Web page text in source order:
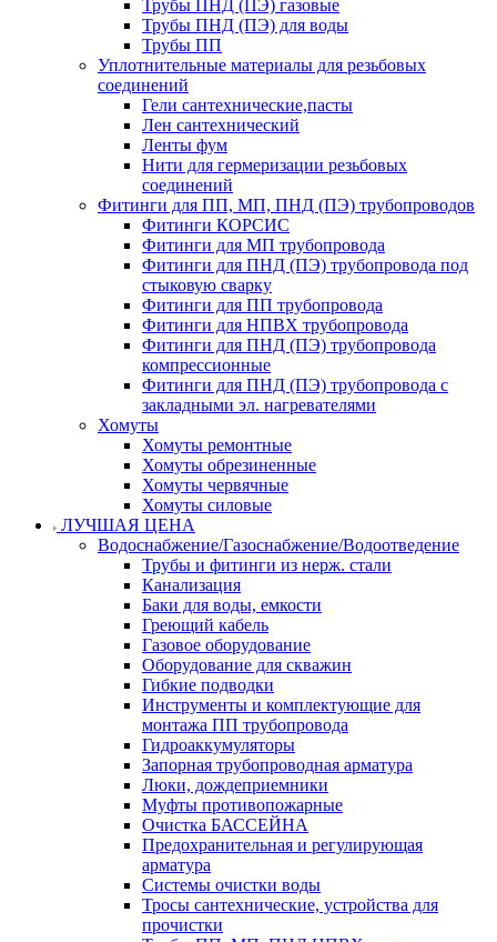
Трубы ПНД (ПЭ) газовые
Трубы ПНД (ПЭ) для воды
Трубы ПП
Уплотнительные материалы для резьбовых
соединений
Гели сантехнические,пасты
Лен сантехнический
Ленты фум
Нити для гермеризации резьбовых
соединений
Фитинги для ПП, МП, ПНД (ПЭ) трубопроводов
Фитинги КОРСИС
Фитинги для МП трубопровода
Фитинги для ПНД (ПЭ) трубопровода под
стыковую сварку
Фитинги для ПП трубопровода
Фитинги для НПВХ трубопровода
Фитинги для ПНД (ПЭ) трубопровода
компрессионные
Фитинги для ПНД (ПЭ) трубопровода с
закладными эл. нагревателями
Хомуты
Хомуты ремонтные
Хомуты обрезиненные
Хомуты червячные
Хомуты силовые
ЛУЧШАЯ ЦЕНА
Водоснабжение/Газоснабжение/Водоотведение
Трубы и фитинги из нерж. стали
Канализация
Баки для воды, емкости
Греющий кабель
Газовое оборудование
Оборудование для скважин
Гибкие подводки
Инструменты и комплектующие для
монтажа ПП трубопровода
Гидроаккумуляторы
Запорная трубопроводная арматура
Люки, дождеприемники
Муфты противопожарные
Очистка БАССЕЙНА
Предохранительная и регулирующая
арматура
Системы очистки воды
Тросы сантехнические, устройства для
прочистки